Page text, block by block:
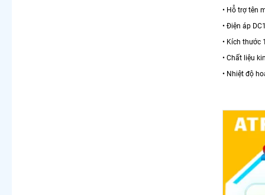
• Hỗ trợ tên
• Điện áp
• Kích thước
• Chất liệu
• Nhiệt độ